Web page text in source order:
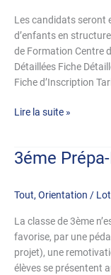
Les candidats seront
d’enfants en
de Formation Centre
Détaillées Fiche
Fiche d’Inscription
Lire la suite »
3éme
Tout, Orientation /
La classe de 3ème
favorise, par une
projet), une
élèves se présentent
3éme